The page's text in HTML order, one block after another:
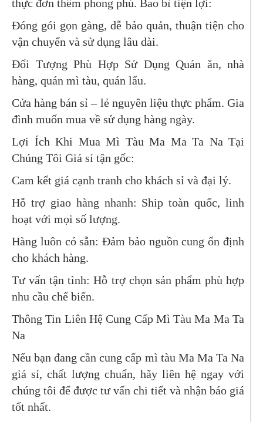
thực đơn thêm phong phú. Bao bì tiện lợi:
Đóng gói gọn gàng, dễ bảo quản, thuận tiện cho
vận chuyển và sử dụng lâu dài.
Đối Tượng Phù Hợp Sử Dụng Quán ăn, nhà
hàng, quán mì tàu, quán lẩu.
Cửa hàng bán sỉ – lẻ nguyên liệu thực phẩm. Gia
đình muốn mua về sử dụng hàng ngày.
Lợi Ích Khi Mua Mì Tàu Ma Ma Ta Na Tại
Chúng Tôi Giá sỉ tận gốc:
Cam kết giá cạnh tranh cho khách sỉ và đại lý.
Hỗ trợ giao hàng nhanh: Ship toàn quốc, linh
hoạt với mọi số lượng.
Hàng luôn có sẵn: Đảm bảo nguồn cung ổn định
cho khách hàng.
Tư vấn tận tình: Hỗ trợ chọn sản phẩm phù hợp
nhu cầu chế biến.
Thông Tin Liên Hệ Cung Cấp Mì Tàu Ma Ma Ta
Na
Nếu bạn đang cần cung cấp mì tàu Ma Ma Ta Na
giá sỉ, chất lượng chuẩn, hãy liên hệ ngay với
chúng tôi để được tư vấn chi tiết và nhận báo giá
tốt nhất.